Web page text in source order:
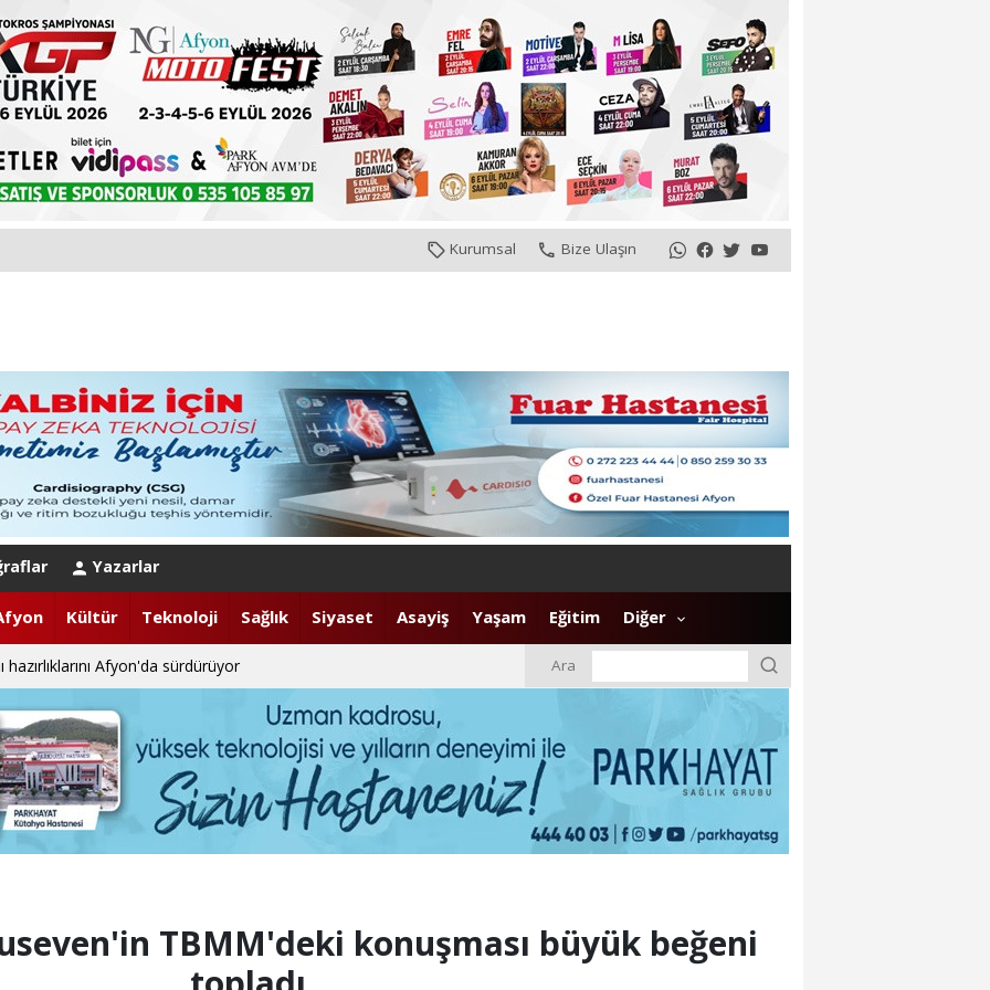
Kurumsal Bize Ulaşın
Yazarlar
Kültür Teknoloji Sağlık Siyaset Asayiş Yaşam Eğitim Diğer
kontrolleri tamamlandı
anlamlı ziyaret
Afyon'da sürdürüyor
birlikte azaltıyoruz."
yıldönümü sebebiyle bir mesajı yayımladı
Ara
TBMM'deki konuşması büyük beğeni